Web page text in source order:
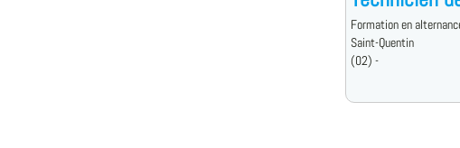
Formation en
Saint-Quentin
(02) -